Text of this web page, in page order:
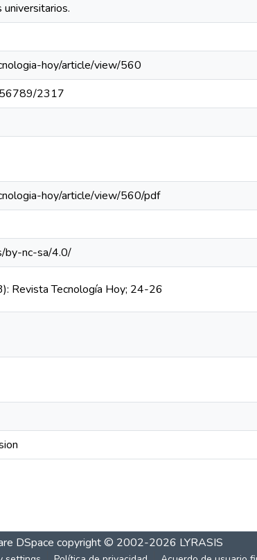
hoy/article/view/560
2317
hoy/article/view/560/pdf
by-nc-sa/4.0/
Revista Tecnología Hoy; 24-26
DSpace copyright © 2002-2026 LYRASIS